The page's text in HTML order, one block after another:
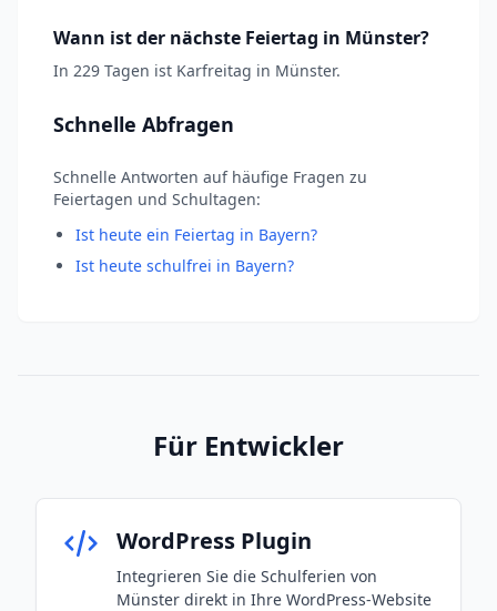
Wann ist der nächste Feiertag in Münster?
In 229 Tagen ist Karfreitag in Münster.
Schnelle Abfragen
Schnelle Antworten auf häufige Fragen zu
Feiertagen und Schultagen:
Ist heute ein Feiertag in Bayern?
Ist heute schulfrei in Bayern?
Für Entwickler
WordPress Plugin
Integrieren Sie die Schulferien von
Münster direkt in Ihre WordPress-Website